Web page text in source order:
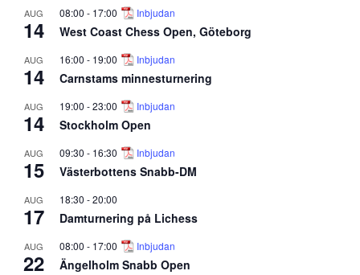
AUG
14
08:00 - 17:00 Inbjudan
West Coast Chess Open, Göteborg
AUG
14
16:00 - 19:00 Inbjudan
Carnstams minnesturnering
AUG
14
19:00 -23:00 Inbjudan
Stockholm Open
AUG
15
09:30 - 16:30 Inbjudan
Västerbottens Snabb-DM
AUG
17
18:30 -20:00
Damturnering på Lichess
AUG
22
08:00 - 17:00 Inbjudan
Ängelholm Snabb Open